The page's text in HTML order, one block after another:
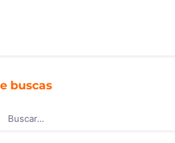
buscas